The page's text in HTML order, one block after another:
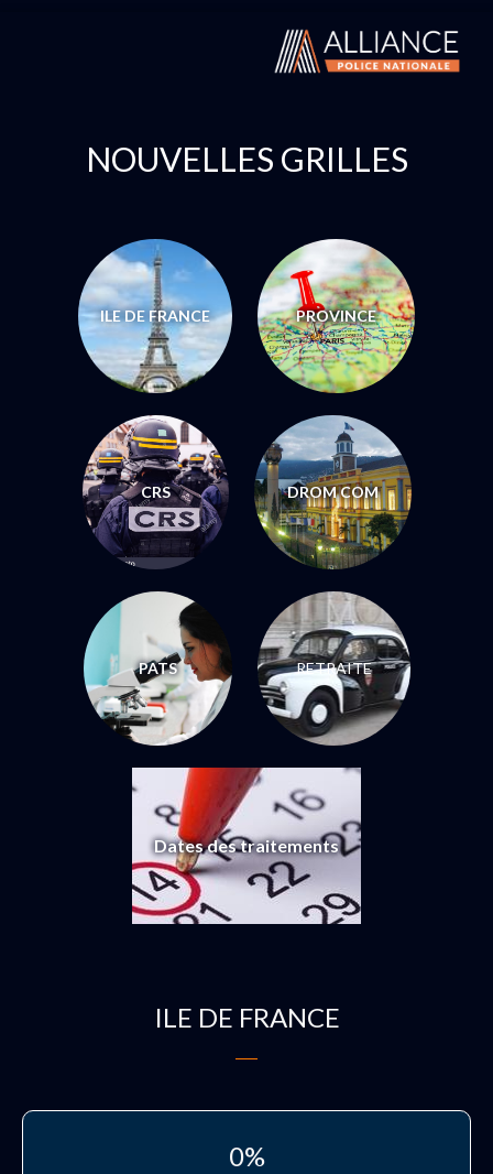
NOUVELLES GRILLES
ILE DE FRANCE PROVINCE
CRS DROM COM
PATS RETRAITE
Dates des traitements
ILE DE FRANCE
0%